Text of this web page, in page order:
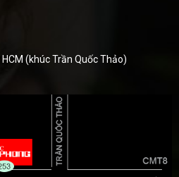
(khúc Trần Quốc Thảo)